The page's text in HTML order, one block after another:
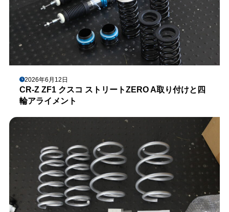
2026年6月12日
CR-Z ZF1 クスコ ストリートZERO A取り付けと四
輪アライメント